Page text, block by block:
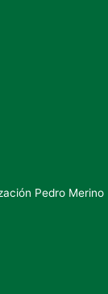
Pedro Merino